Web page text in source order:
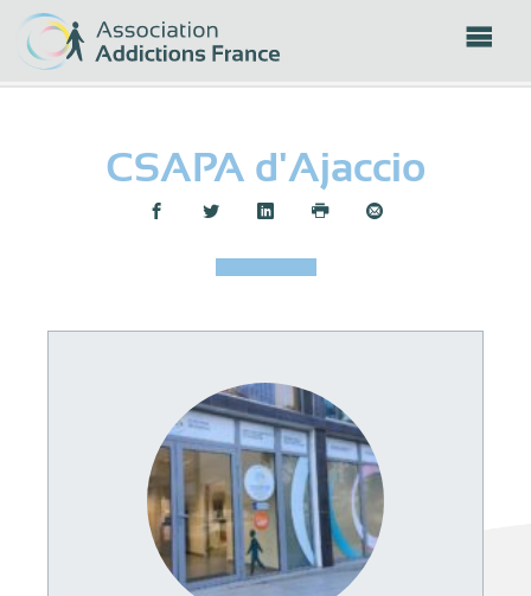
CSAPA d'Ajaccio
Partager :
Panneau de gestion des cookies